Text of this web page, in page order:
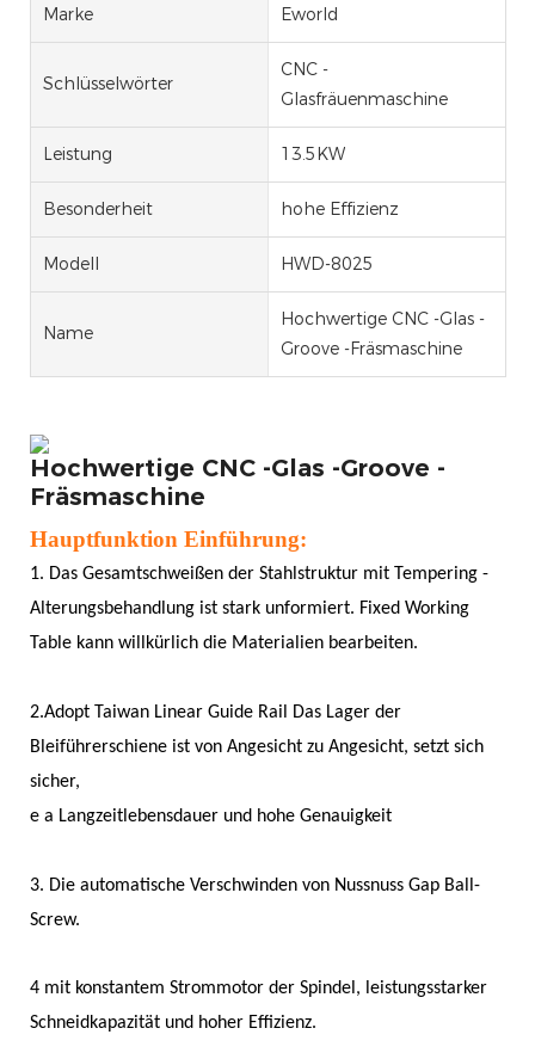
Marke Eworld
Schlüsselwörter
CNC -
Glasfräuenmaschine
Leistung 13.5KW
Besonderheit hohe Effizienz
Modell HWD-8025
Name
Hochwertige CNC -Glas -
Groove -Fräsmaschine
Hochwertige CNC -Glas -Groove -
Fräsmaschine
Hauptfunktion Einführung:
1. Das Gesamtschweißen der Stahlstruktur mit Tempering -
Alterungsbehandlung ist stark unformiert. Fixed Working
Table kann willkürlich die Materialien bearbeiten.
2.Adopt Taiwan Linear Guide Rail Das Lager der
Bleiführerschiene ist von Angesicht zu Angesicht, setzt sich
sicher,
e a Langzeitlebensdauer und hohe Genauigkeit
3. Die automatische Verschwinden von Nussnuss Gap Ball-
Screw.
4 mit konstantem Strommotor der Spindel, leistungsstarker
Schneidkapazität und hoher Effizienz.